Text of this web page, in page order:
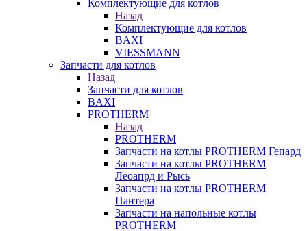
Комплектующие для котлов
Назад
Комплектующие для котлов
BAXI
VIESSMANN
Запчасти для котлов
Назад
Запчасти для котлов
BAXI
PROTHERM
Назад
PROTHERM
Запчасти на котлы PROTHERM Гепард
Запчасти на котлы PROTHERM
Леоапрд и Рысь
Запчасти на котлы PROTHERM
Пантера
Запчасти на напольные котлы
PROTHERM